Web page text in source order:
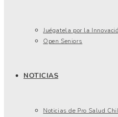
Juégatela por la
Open Seniors
NOTICIAS
Noticias de Pro Salud